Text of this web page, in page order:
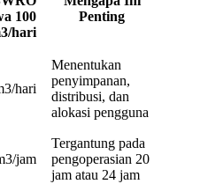
100
hari
Penting
hari
Menentukan
penyimpanan,
distribusi, dan
alokasi pengguna
jam
Tergantung pada
pengoperasian 20
jam atau 24 jam